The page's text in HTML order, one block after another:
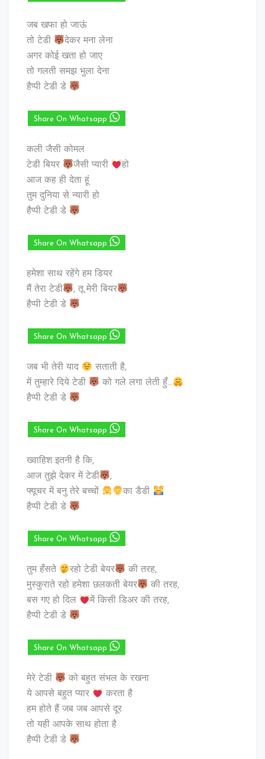
जब खफा हो जाऊं
तो टेडी
देकर मना लेना
अगर कोई खता हो जाए
तो गलती समझ भुला देना
हैप्पी टेडी डे
Share On Whatsapp
कली जैसी कोमल
टेडी बियर
जैसी प्यारी
हो
आज कह ही देता हूं
तुम दुनिया से न्यारी हो
हैप्पी टेडी डे
Share On Whatsapp
हमेशा साथ रहेंगे हम डियर
मैं तेरा टेडी
, तू मेरी बियर
हैप्पी टेडी डे
Share On Whatsapp
जब भी तेरी याद
सताती है,
में तुम्हारे दिये टेडी
को गले लगा लेती हुँ…
हैप्पी टेडी डे
Share On Whatsapp
ख्वाहिश इतनी है कि,
आज तुझे देकर में टेडी
,
फ्यूचर में बनु तेरे बच्चों
का डैडी
हैप्पी टेडी डे
Share On Whatsapp
तुम हँसते रहो टेडी बेयर
की तरह,
मुस्कुराते रहो हमेशा छलकती बेयर
की तरह,
बस गए हो दिल
में किसी डिअर की तरह,
हैप्पी टेडी डे
Share On Whatsapp
मेरे टेडी
को बहुत संभल के रखना
ये आपसे बहुत प्यार
करता है
हम होते हैं जब जब आपसे दूर
तो यही आपके साथ होता है
हैप्पी टेडी डे